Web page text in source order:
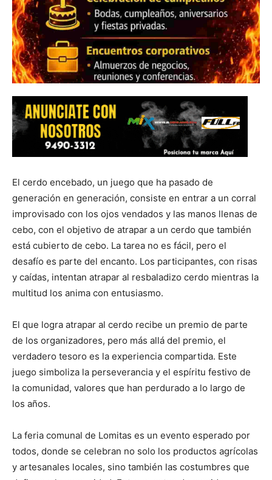
El cerdo encebado, un juego que ha pasado de
generación en generación, consiste en entrar a un corral
improvisado con los ojos vendados y las manos llenas de
cebo, con el objetivo de atrapar a un cerdo que también
está cubierto de cebo. La tarea no es fácil, pero el
desafío es parte del encanto. Los participantes, con risas
y caídas, intentan atrapar al resbaladizo cerdo mientras la
multitud los anima con entusiasmo.
El que logra atrapar al cerdo recibe un premio de parte
de los organizadores, pero más allá del premio, el
verdadero tesoro es la experiencia compartida. Este
juego simboliza la perseverancia y el espíritu festivo de
la comunidad, valores que han perdurado a lo largo de
los años.
La feria comunal de Lomitas es un evento esperado por
todos, donde se celebran no solo los productos agrícolas
y artesanales locales, sino también las costumbres que